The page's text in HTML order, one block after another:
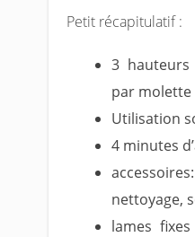
Petit récapitulatif :
3
par molette
Utilisation
4 minutes
nettoyage,
lames